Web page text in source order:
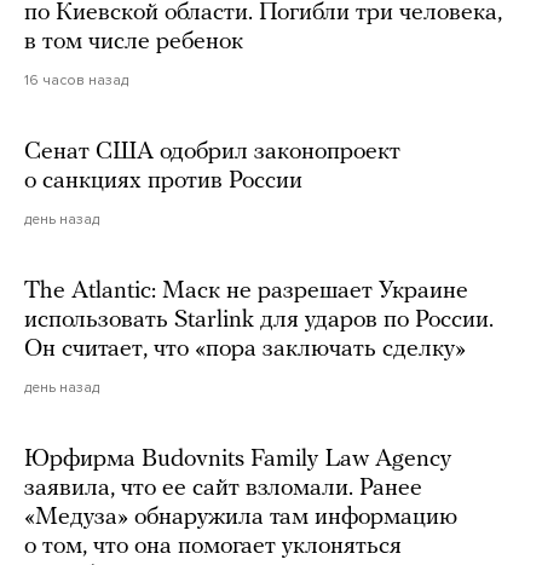
по Киевской области. Погибли три человека,
в том числе ребенок
16 часов назад
Сенат США одобрил законопроект
о санкциях против России
день назад
The Atlantic: Маск не разрешает Украине
использовать Starlink для ударов по России.
Он считает, что «пора заключать сделку»
день назад
Юрфирма Budovnits Family Law Agency
заявила, что ее сайт взломали. Ранее
«Медуза» обнаружила там информацию
о том, что она помогает уклоняться